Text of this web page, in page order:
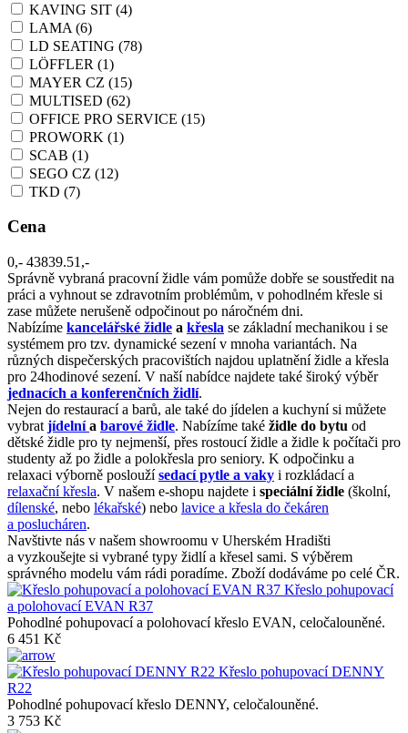
KAVING SIT (4)
LAMA (6)
LD SEATING (78)
LÖFFLER (1)
MAYER CZ (15)
MULTISED (62)
OFFICE PRO SERVICE (15)
PROWORK (1)
SCAB (1)
SEGO CZ (12)
TKD (7)
Cena
0,- 43839.51,-
Správně vybraná pracovní židle vám pomůže dobře se soustředit na
práci a vyhnout se zdravotním problémům, v pohodlném křesle si
zase můžete nerušeně odpočinout po náročném dni.
Nabízíme kancelářské židle a křesla se základní mechanikou i se
systémem pro tzv. dynamické sezení v mnoha variantách. Na
různých dispečerských pracovištích najdou uplatnění židle a křesla
pro 24hodinové sezení. V naší nabídce najdete také široký výběr
jednacích a konferenčních židlí.
Nejen do restaurací a barů, ale také do jídelen a kuchyní si můžete
vybrat jídelnía barové židle. Nabízíme také židle do bytu od
dětské židle pro ty nejmenší, přes rostoucí židle a židle k počítači pro
studenty až po židle a polokřesla pro seniory. K odpočinku a
relaxaci výborně posloužísedací pytle a vaky i rozkládací a
relaxační křesla. V našem e-shopu najdete i speciální židle (školní,
dílenské, nebo lékařské) nebo lavice a křesla do čekáren
a poslucháren.
Navštivte nás v našem showroomu v Uherském Hradišti
a vyzkoušejte si vybrané typy židlí a křesel sami. S výběrem
správného modelu vám rádi poradíme. Zboží dodáváme po celé ČR.
Křeslo pohupovací
a polohovací EVAN R37
Pohodlné pohupovací a polohovací křeslo EVAN, celočalouněné.
6 451 Kč
Křeslo pohupovací DENNY
R22
Pohodlné pohupovací křeslo DENNY, celočalouněné.
3 753 Kč